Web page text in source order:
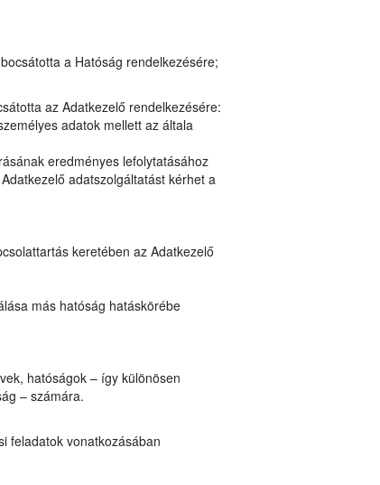
a Hatóság rendelkezésére;
az Adatkezelő rendelkezésére:
adatok mellett az általa
eredményes lefolytatásához
adatszolgáltatást kérhet a
keretében az Adatkezelő
más hatóság hatáskörébe
hatóságok – így különösen
– számára.
feladatok vonatkozásában